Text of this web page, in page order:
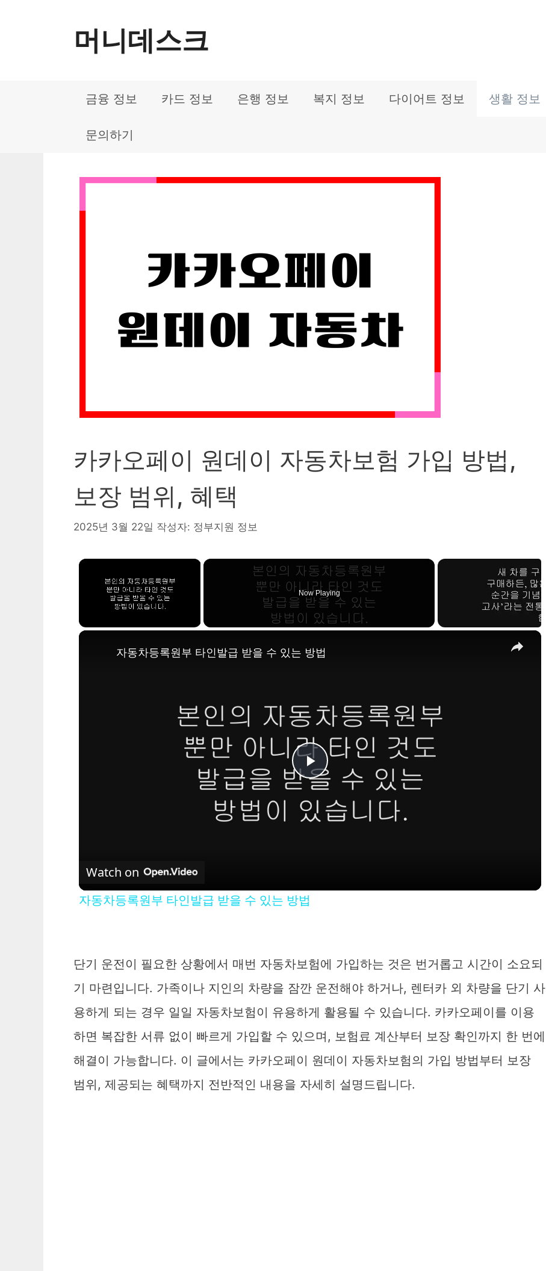
머니데스크
금융 정보 카드 정보 은행 정보 복지 정보 다이어트 정보 생활 정보
문의하기
카카오페이 원데이 자동차보험 가입 방법,
보장 범위, 혜택
2025년 3월 22일 작성자: 정부지원 정보
×
Now Playing
×
P
l
y
i
d
e
o
자동차등록원부 타인발급 받을 수 있는 방법
Watch on
자동차등록원부 타인발급 받을 수 있는 방법
단기 운전이 필요한 상황에서 매번 자동차보험에 가입하는 것은 번거롭고 시간이 소요되
기 마련입니다. 가족이나 지인의 차량을 잠깐 운전해야 하거나, 렌터카 외 차량을 단기 사
용하게 되는 경우 일일 자동차보험이 유용하게 활용될 수 있습니다. 카카오페이를 이용
하면 복잡한 서류 없이 빠르게 가입할 수 있으며, 보험료 계산부터 보장 확인까지 한 번에
해결이 가능합니다. 이 글에서는 카카오페이 원데이 자동차보험의 가입 방법부터 보장
범위, 제공되는 혜택까지 전반적인 내용을 자세히 설명드립니다.